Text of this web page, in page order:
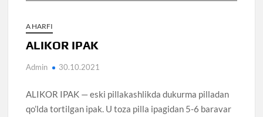
A HARFI
ALIKOR IPAK
Admin 30.10.2021
ALIKOR IPAK — eski pillakashlikda dukurma pilladan
qo’lda tortilgan ipak. U toza pilla ipagidan 5-6 baravar